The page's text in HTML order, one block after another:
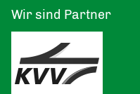
Wir sind Partner